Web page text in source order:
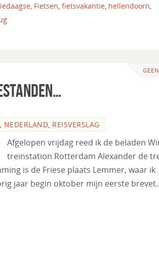
, Fietsen, fietsvakantie, hellendoorn,
NEDERLAND REISVERSLAG
Afgelopen vrijdag reed ik de beladen
treinstation Rotterdam Alexander de
is de Friese plaats Lemmer, waar ik
jaar begin oktober mijn eerste